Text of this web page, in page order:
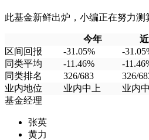
此基金新鲜出炉，小编正在努力
今年
区间回报
-31.05% -
同类平均
-11.46% -
同类排名
326/683 326/
业内地位
业内中上 业内
基金经理
张英
黄力